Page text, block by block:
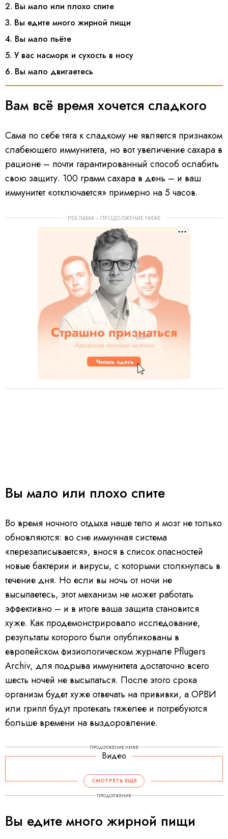
2. Вы мало или плохо спите
3. Вы едите много жирной пищи
4. Вы мало пьёте
5. У вас насморк и сухость в носу
6. Вы мало двигаетесь
Вам всё время хочется сладкого
Сама по себе тяга к сладкому не является признаком
слабеющего иммунитета, но вот увеличение сахара в
рационе – почти гарантированный способ ослабить
свою защиту. 100 грамм сахара в день – и ваш
иммунитет «отключается» примерно на 5 часов.
РЕКЛАМА – ПРОДОЛЖЕНИЕ НИЖЕ
Вы мало или плохо спите
Во время ночного отдыха наше тело и мозг не только
обновляются: во сне иммунная система
«перезаписывается», внося в список опасностей
новые бактерии и вирусы, с которыми столкнулась в
течение дня. Но если вы ночь от ночи не
высыпаетесь, этот механизм не может работать
эффективно – и в итоге ваша защита становится
хуже. Как продемонстрировало исследование,
результаты которого были опубликованы в
европейском физиологическом журнале Pflugers
Archiv, для подрыва иммунитета достаточно всего
шесть ночей не высыпаться. После этого срока
организм будет хуже отвечать на прививки, а ОРВИ
или грипп будут протекать тяжелее и потребуются
больше времени на выздоровление.
ПРОДОЛЖЕНИЕ НИЖЕ
Видео
i
d
e
o
P
l
r
i
СМОТРЕТЬ ЕЩЕ
ПРОДОЛЖЕНИЕ
Вы едите много жирной пищи